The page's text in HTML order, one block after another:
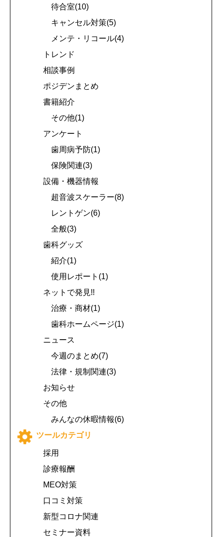
待合室(10)
キャンセル対策(5)
メンテ・リコール(4)
トレンド
相談事例
ポジデンまとめ
書籍紹介
その他(1)
アンケート
歯周病予防(1)
保険関連(3)
設備・機器情報
超音波スケーラー(8)
レントゲン(6)
全般(3)
歯科グッズ
紹介(1)
使用レポート(1)
ネットで発見!!
治療・商材(1)
歯科ホームページ(1)
ニュース
今週のまとめ(7)
法律・規制関連(3)
お知らせ
その他
みんなの休暇情報(6)
ツールカテゴリ
採用
診療報酬
MEO対策
口コミ対策
新型コロナ関連
セミナー資料